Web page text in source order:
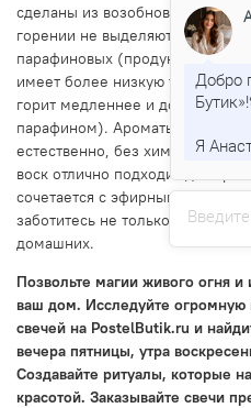
сделаны из возобновляемого
горении не выделяют вредных
парафиновых (продукт
имеет более низкую
горит медленнее и дольше (до
парафином). Ароматы в таком
естественно, без химического
воск отлично подходит для
сочетается с эфирными
заботитесь не только об
домашних.
Позвольте магии живого огня
ваш дом. Исследуйте огромную
свечей на PostelButik.ru и
вечера пятницы, утра
Создавайте ритуалы, которые
красотой. Заказывайте свечи
Добро
Я